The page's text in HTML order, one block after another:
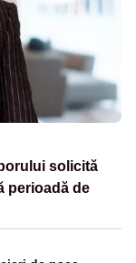
solicită
perioadă de